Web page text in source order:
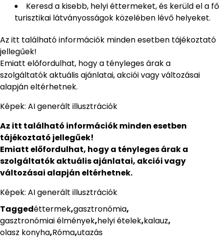
Keresd a kisebb, helyi éttermeket, és kerüld el a fő
turisztikai látványosságok közelében lévő helyeket.
Az itt található információk minden esetben tájékoztató
jellegűek!
Emiatt előfordulhat, hogy a tényleges árak a
szolgáltatók aktuális ajánlatai, akciói vagy változásai
alapján eltérhetnek.
Képek: AI generált illusztrációk
Az itt található információk minden esetben
tájékoztató jellegűek!
Emiatt előfordulhat, hogy a tényleges árak a
szolgáltatók aktuális ajánlatai, akciói vagy
változásai alapján eltérhetnek.
Képek: AI generált illusztrációk
Taggedéttermek,gasztronómia,
gasztronómiai élmények,helyi ételek,kalauz,
olasz konyha,Róma,utazás